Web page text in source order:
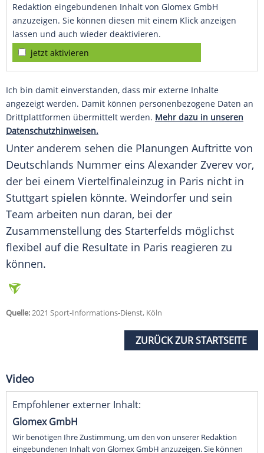
Redaktion eingebundenen Inhalt von Glomex GmbH
anzuzeigen. Sie können diesen mit einem Klick anzeigen
lassen und auch wieder deaktivieren.
jetzt aktivieren
Ich bin damit einverstanden, dass mir externe Inhalte
angezeigt werden. Damit können personenbezogene Daten an
Drittplattformen übermittelt werden. Mehr dazu in unseren
Datenschutzhinweisen.
Unter anderem sehen die Planungen Auftritte von
Deutschlands Nummer eins Alexander Zverev vor,
der bei einem Viertelfinaleinzug in Paris nicht in
Stuttgart spielen könnte. Weindorfer und sein
Team arbeiten nun daran, bei der
Zusammenstellung des Starterfelds möglichst
flexibel auf die Resultate in Paris reagieren zu
können.
Quelle:2021 Sport-Informations-Dienst, Köln
ZURÜCK ZUR STARTSEITE
Video
Empfohlener externer Inhalt:
Glomex GmbH
Wir benötigen Ihre Zustimmung, um den von unserer Redaktion
eingebundenen Inhalt von Glomex GmbH anzuzeigen. Sie können